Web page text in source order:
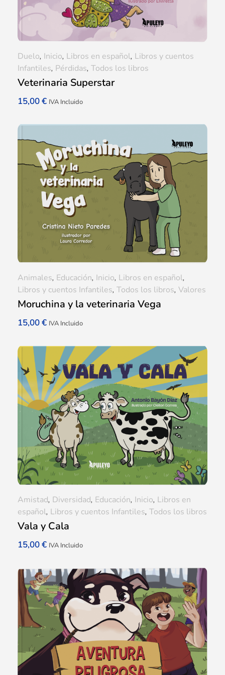
Veterinaria Superstar
15,00€ IVA Incluido
Duelo, Inicio, Libros en español, Libros y cuentos
Infantiles, Pérdidas, Todos los libros
Moruchina y la veterinaria Vega
15,00€ IVA Incluido
Animales, Educación, Inicio, Libros en español,
Libros y cuentos Infantiles, Todos los libros, Valores
Vala y Cala
15,00€ IVA Incluido
Amistad, Diversidad, Educación, Inicio, Libros en
español, Libros y cuentos Infantiles, Todos los libros